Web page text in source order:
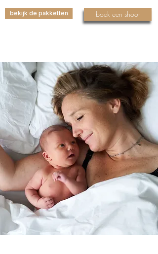
bekijk de pakketten boek een shoot